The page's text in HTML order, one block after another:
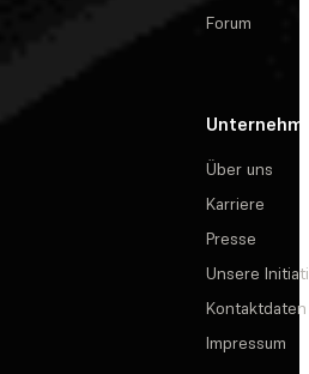
Forum
Über uns
Karriere
Presse
Unsere
Kontaktdaten
Impressum